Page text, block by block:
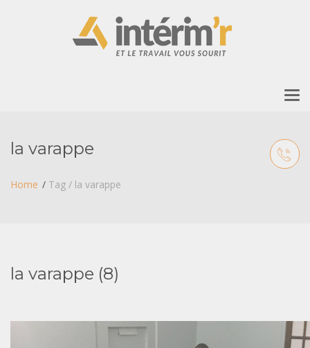
la varappe
Home Tag / la varappe
la varappe (8)